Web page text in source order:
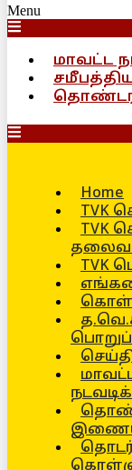
Menu
மாவட்ட
Home
TVK
TVK
TVK